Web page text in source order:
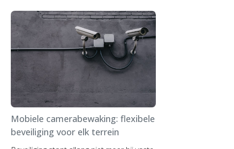
Mobiele camerabewaking: flexibele
beveiliging voor elk terrein